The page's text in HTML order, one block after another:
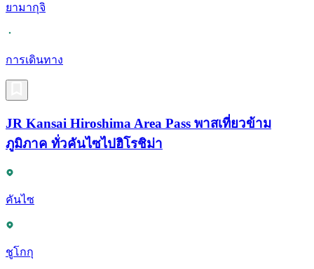
ยามากุจิ
การเดินทาง
JR Kansai Hiroshima Area Pass พาสเที่ยวข้าม
ภูมิภาค ทั่วคันไซไปฮิโรชิม่า
คันไซ
ชูโกกุ